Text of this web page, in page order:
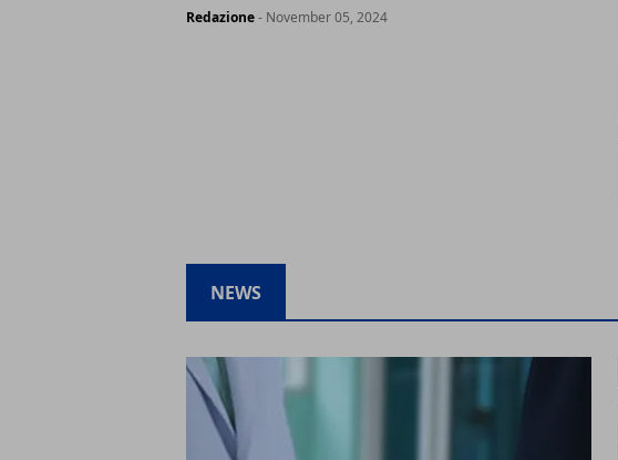
Redazione- November 05, 2024
NEWS